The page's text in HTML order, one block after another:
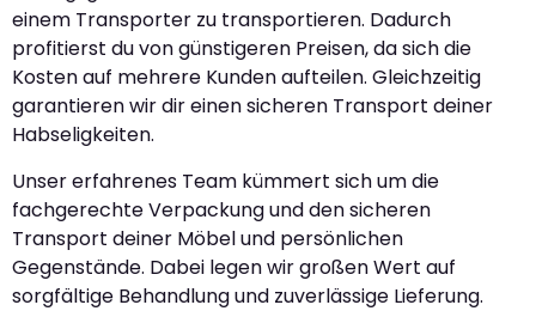
einem Transporter zu transportieren. Dadurch
profitierst du von günstigeren Preisen, da sich die
Kosten auf mehrere Kunden aufteilen. Gleichzeitig
garantieren wir dir einen sicheren Transport deiner
Habseligkeiten.
Unser erfahrenes Team kümmert sich um die
fachgerechte Verpackung und den sicheren
Transport deiner Möbel und persönlichen
Gegenstände. Dabei legen wir großen Wert auf
sorgfältige Behandlung und zuverlässige Lieferung.